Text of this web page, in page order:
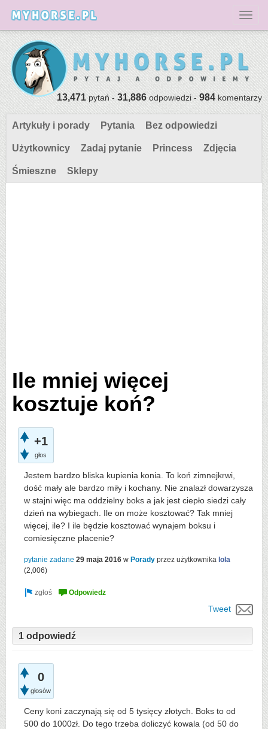
13,471pytań -31,886odpowiedzi -984komentarzy
Artykuły i porady Pytania Bez odpowiedzi
Użytkownicy Zadaj pytanie Princess Zdjęcia
Śmieszne Sklepy
Ile mniej więcej
kosztuje koń?
+1
głos
Jestem bardzo bliska kupienia konia. To koń zimnejkrwi,
dość mały ale bardzo miły i kochany. Nie znalazł dowarzysza
w stajni więc ma oddzielny boks a jak jest ciepło siedzi cały
dzień na wybiegach. Ile on może kosztować? Tak mniej
więcej, ile? I ile będzie kosztować wynajem boksu i
comiesięczne płacenie?
pytanie zadane 29 maja 2016 w Porady przez użytkownika lola
(2,006)
Tweet
1 odpowiedź
0
głosów
Ceny koni zaczynają się od 5 tysięcy złotych. Boks to od
500 do 1000zł. Do tego trzeba doliczyć kowala (od 50 do